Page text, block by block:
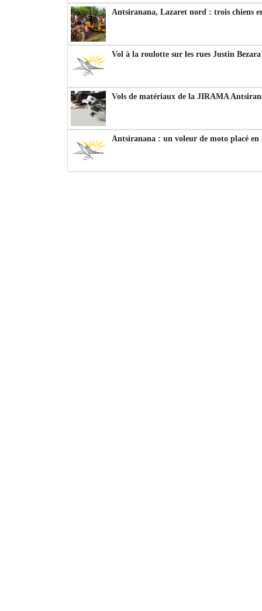
Antsiranana, Lazaret nord : trois chiens
Vol à la roulotte sur les rues Justin
Vols de matériaux de la JIRAMA
Antsiranana : un voleur de moto placé en